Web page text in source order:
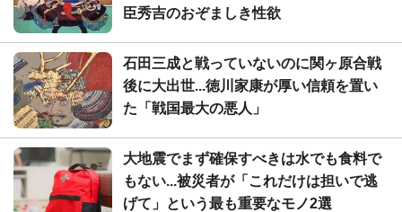
臣秀吉のおぞましき性欲
石田三成と戦っていないのに関ヶ原合戦
後に大出世...徳川家康が厚い信頼を置い
た「戦国最大の悪人」
大地震でまず確保すべきは水でも食料で
もない...被災者が「これだけは担いで逃
げて」という最も重要なモノ2選